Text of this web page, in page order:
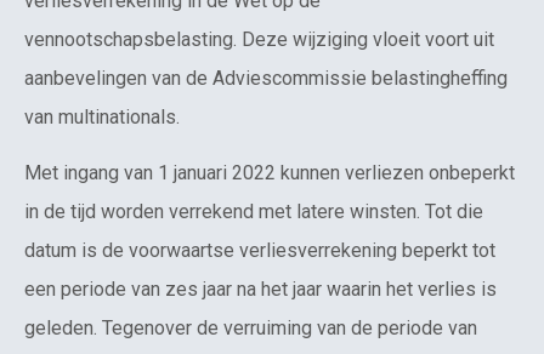
vennootschapsbelasting. Deze wijziging vloeit voort uit
aanbevelingen van de Adviescommissie belastingheffing
van multinationals.
Met ingang van 1 januari 2022 kunnen verliezen onbeperkt
in de tijd worden verrekend met latere winsten. Tot die
datum is de voorwaartse verliesverrekening beperkt tot
een periode van zes jaar na het jaar waarin het verlies is
geleden. Tegenover de verruiming van de periode van